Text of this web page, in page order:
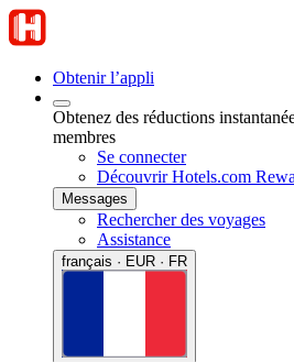
Obtenir l’appli
Obtenez des réductions
membres
Se connecter
Découvrir Hotels.com
Messages
Rechercher des voyages
Assistance
français · EUR · FR